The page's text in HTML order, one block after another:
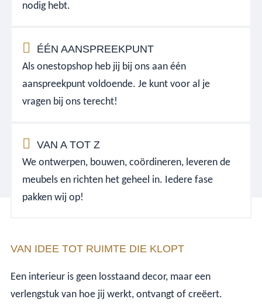
nodig hebt.
ÉÉN AANSPREEKPUNT
Als onestopshop heb jij bij ons aan één
aanspreekpunt voldoende. Je kunt voor al je
vragen bij ons terecht!
VAN A TOT Z
We ontwerpen, bouwen, coördineren, leveren de
meubels en richten het geheel in. Iedere fase
pakken wij op!
VAN IDEE TOT RUIMTE DIE KLOPT
Een interieur is geen losstaand decor, maar een
verlengstuk van hoe jij werkt, ontvangt of creëert.